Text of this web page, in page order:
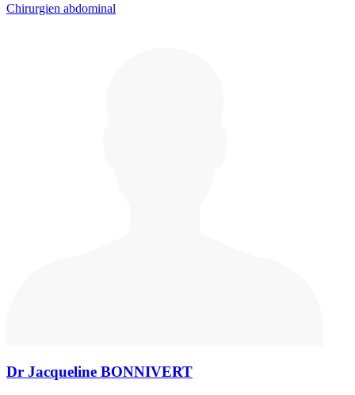
Chirurgien abdominal
Dr Jacqueline BONNIVERT